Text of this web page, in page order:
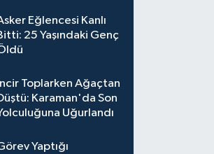
Eğlencesi Kanlı
25 Yaşındaki Genç
İncir Toplarken Ağaçtan
Karaman'da Son
Uğurlandı
Yaptığı